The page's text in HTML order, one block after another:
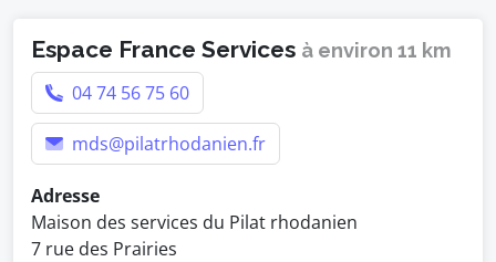
Espace France Services à environ 11 km
04 74 56 75 60
mds@pilatrhodanien.fr
Adresse
Maison des services du Pilat rhodanien
7 rue des Prairies